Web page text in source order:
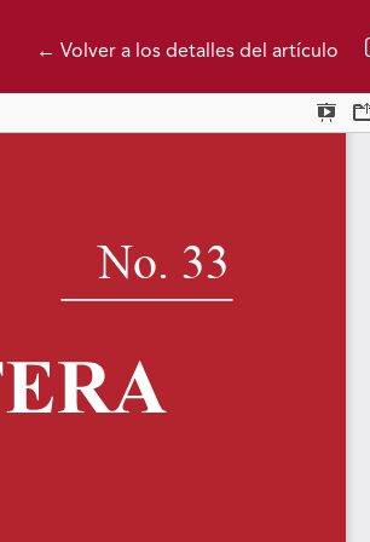
← Volver a los detalles del artículo